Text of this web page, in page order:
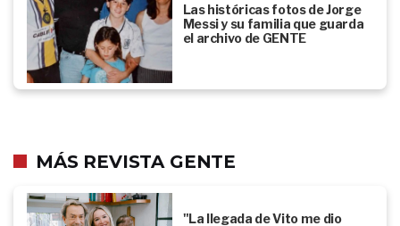
Las históricas fotos de Jorge
Messi y su familia que guarda
el archivo de GENTE
MÁS REVISTA GENTE
"La llegada de Vito me dio